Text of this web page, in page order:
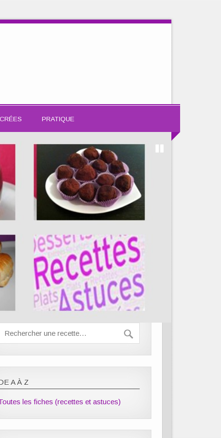
PRATIQUE
A À Z
les fiches (recettes et astuces)